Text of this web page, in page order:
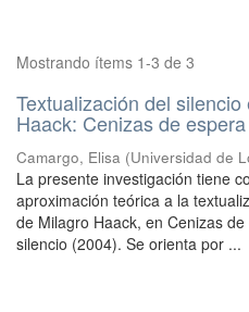
Mostrando ítems 1-3 de 3
Textualización del
Haack: Cenizas de
Camargo, Elisa (Universidad de
La presente investigación tiene
aproximación teórica a la
de Milagro Haack, en Cenizas
silencio (2004). Se orienta por ...